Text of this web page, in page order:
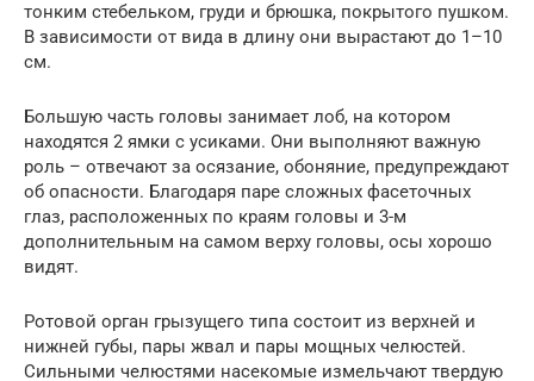
тонким стебельком, груди и брюшка, покрытого пушком.
В зависимости от вида в длину они вырастают до 1–10
см.
Большую часть головы занимает лоб, на котором
находятся 2 ямки с усиками. Они выполняют важную
роль – отвечают за осязание, обоняние, предупреждают
об опасности. Благодаря паре сложных фасеточных
глаз, расположенных по краям головы и 3-м
дополнительным на самом верху головы, осы хорошо
видят.
Ротовой орган грызущего типа состоит из верхней и
нижней губы, пары жвал и пары мощных челюстей.
Сильными челюстями насекомые измельчают твердую